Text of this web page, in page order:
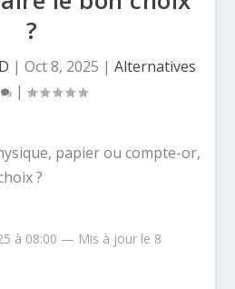
?
| Oct 8, 2025 | Alternatives
|
à 08:00 — Mis à jour le 8